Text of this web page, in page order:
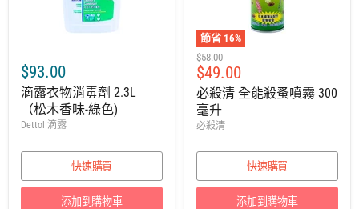
$93.00
滴露衣物消毒劑 2.3L
（松木香味-綠色)
Dettol 滴露
快速購買
添加到購物車
節省 16%
建
議
零
售
價
$58.00
售
價
$49.00
必殺清 全能殺蚤噴霧 300
毫升
必殺清
快速購買
添加到購物車